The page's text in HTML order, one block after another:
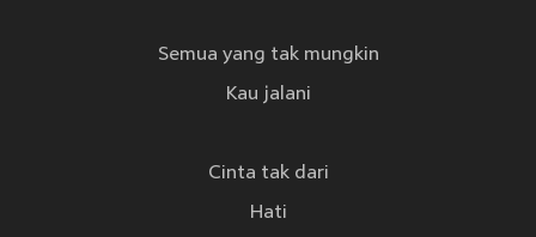
Semua yang tak mungkin
Kau jalani
Cinta tak dari
Hati